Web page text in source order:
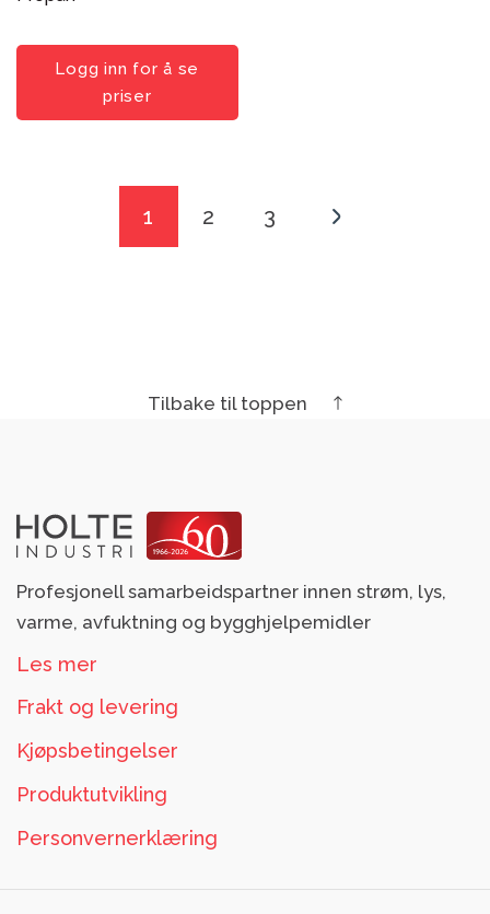
Logg inn for å se
priser
1 2 3 →
Tilbake til toppen
Profesjonell samarbeidspartner innen strøm, lys,
varme, avfuktning og bygghjelpemidler
Les mer
Frakt og levering
Kjøpsbetingelser
Produktutvikling
Personvernerklæring